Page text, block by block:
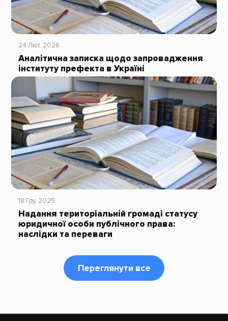
24 Лют, 2026
Аналітична записка щодо запровадження
інституту префекта в Україні
18 Гру, 2025
Надання територіальній громаді статусу
юридичної особи публічного права:
наслідки та переваги
Переглянути все